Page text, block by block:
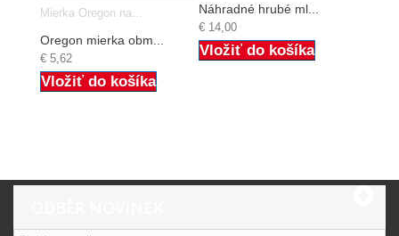
Mierka Oregon na...
Oregon mierka obm...
€ 5,62
Vložiť do košíka
Náhradné hrubé ml...
€ 14,00
Vložiť do košíka